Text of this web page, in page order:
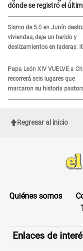
dónde se registró el
Sismo de 5.0 en Junín
viviendas, deja un herido y
deslizamientos en laderas:
alerta sobre posibles
Papa León XIV VUELVE a
recorrerá seis lugares que
marcaron su historia
Regresar al inicio
Quiénes somos
Enlaces de